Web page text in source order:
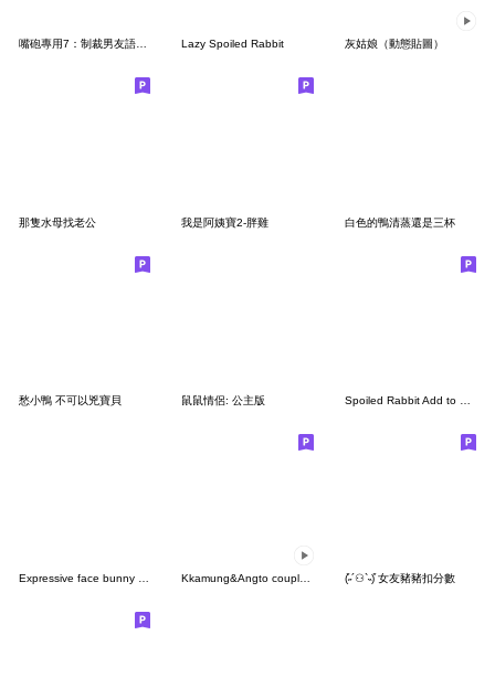
嘴砲專用7：制裁男友語錄大全(女友篇) Lazy Spoiled Rabbit 灰姑娘（動態貼圖）
那隻水母找老公 我是阿姨寶2-胖雞 白色的鴨清蒸還是三杯
愁小鴨 不可以兇寶貝 鼠鼠情侶: 公主版
Expressive face bunny sticker 2 Kkamung&Angto couple5(Angto ver.) (͒˶´⚇`˵)͒ 女友豬豬扣分數